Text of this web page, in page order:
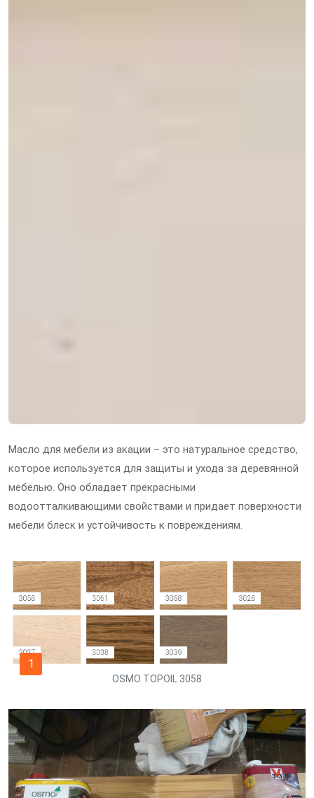
Масло для мебели из акации – это натуральное средство,
которое используется для защиты и ухода за деревянной
мебелью. Оно обладает прекрасными
водоотталкивающими свойствами и придает поверхности
мебели блеск и устойчивость к повреждениям.
1
OSMO TOPOIL 3058